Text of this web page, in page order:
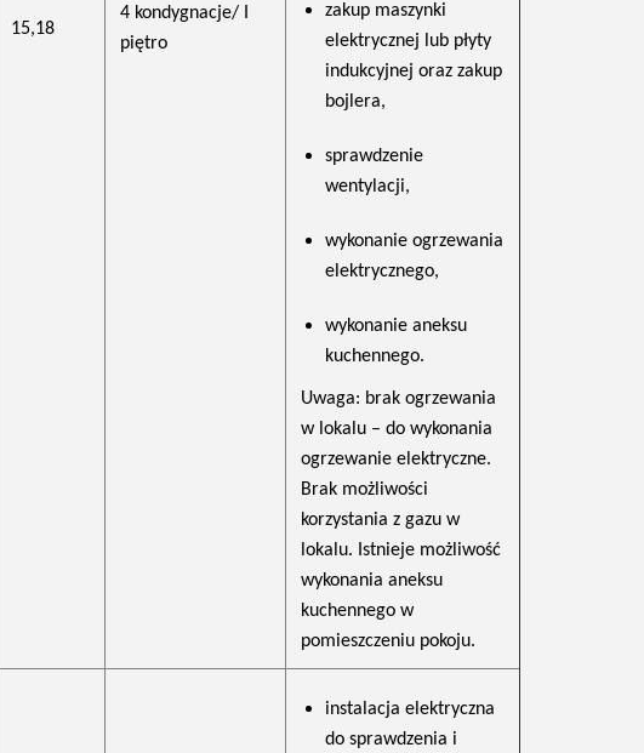
15,18
4 kondygnacje/ I
piętro
zakup maszynki
elektrycznej lub płyty
indukcyjnej oraz zakup
bojlera,
sprawdzenie
wentylacji,
wykonanie ogrzewania
elektrycznego,
wykonanie aneksu
kuchennego.
Uwaga: brak ogrzewania
w lokalu – do wykonania
ogrzewanie elektryczne.
Brak możliwości
korzystania z gazu w
lokalu. Istnieje możliwość
wykonania aneksu
kuchennego w
pomieszczeniu pokoju.
instalacja elektryczna
do sprawdzenia i